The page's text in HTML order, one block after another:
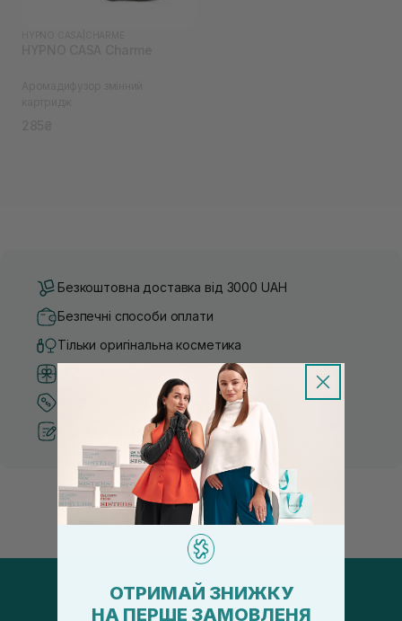
Безкоштовна доставка від 3000 UAH
Безпечні способи оплати
Тільки оригінальна косметика
Система бонусів та лояльності
Кращі ціни та топ товари
Рекомендації від косметологів
ОТРИМАЙ ЗНИЖКУ
НА ПЕРШЕ ЗАМОВЛЕНЯ